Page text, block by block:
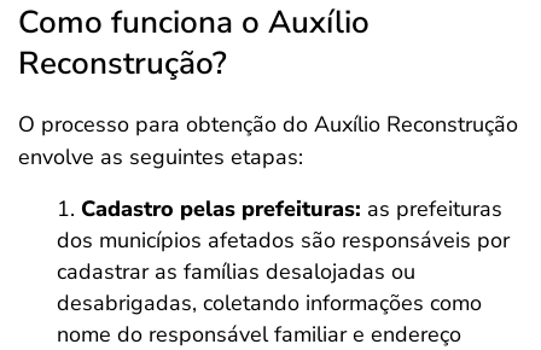
Como funciona o Auxílio
Reconstrução?
O processo para obtenção do Auxílio Reconstrução
envolve as seguintes etapas:​
Cadastro pelas prefeituras: as prefeituras
dos municípios afetados são responsáveis por
cadastrar as famílias desalojadas ou
desabrigadas, coletando informações como
nome do responsável familiar e endereço